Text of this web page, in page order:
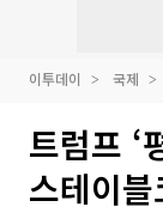
이투데이 국제
트럼프 ‘
스테이